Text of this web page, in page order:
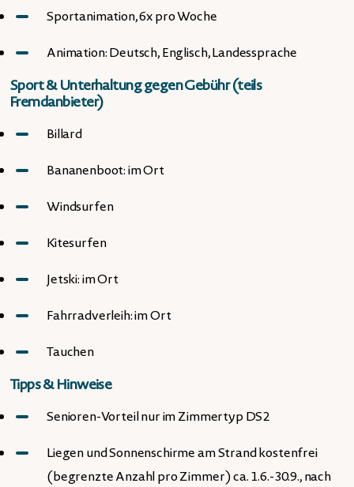
Sportanimation, 6x pro Woche
Animation: Deutsch, Englisch, Landessprache
Sport & Unterhaltung gegen Gebühr (teils
Fremdanbieter)
Billard
Bananenboot: im Ort
Windsurfen
Kitesurfen
Jetski: im Ort
Fahrradverleih: im Ort
Tauchen
Tipps & Hinweise
Senioren-Vorteil nur im Zimmertyp DS2
Liegen und Sonnenschirme am Strand kostenfrei
(begrenzte Anzahl pro Zimmer) ca. 1.6.-30.9., nach